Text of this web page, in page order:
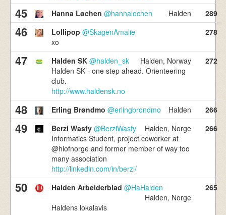
45 Hanna Løchen @hannalochen Halden 289
46 Lollipop @SkagenAmalie
xo
278
47 Halden SK @halden_sk
Halden, Norway
Halden SK - one step ahead. Orienteering
club.
http://www.haldensk.no
272
48 Erling Brøndmo @erlingbrondmo Halden 266
49 Berzi Wasfy @BerziWasfy
Halden, Norge
Informatics Student, project coworker at
@hiofnorge and former member of way too
many association
http://linkedin.com/in/berzi/
266
50 Halden Arbeiderblad @HaHalden
Halden, Norge
Haldens lokalavis
265